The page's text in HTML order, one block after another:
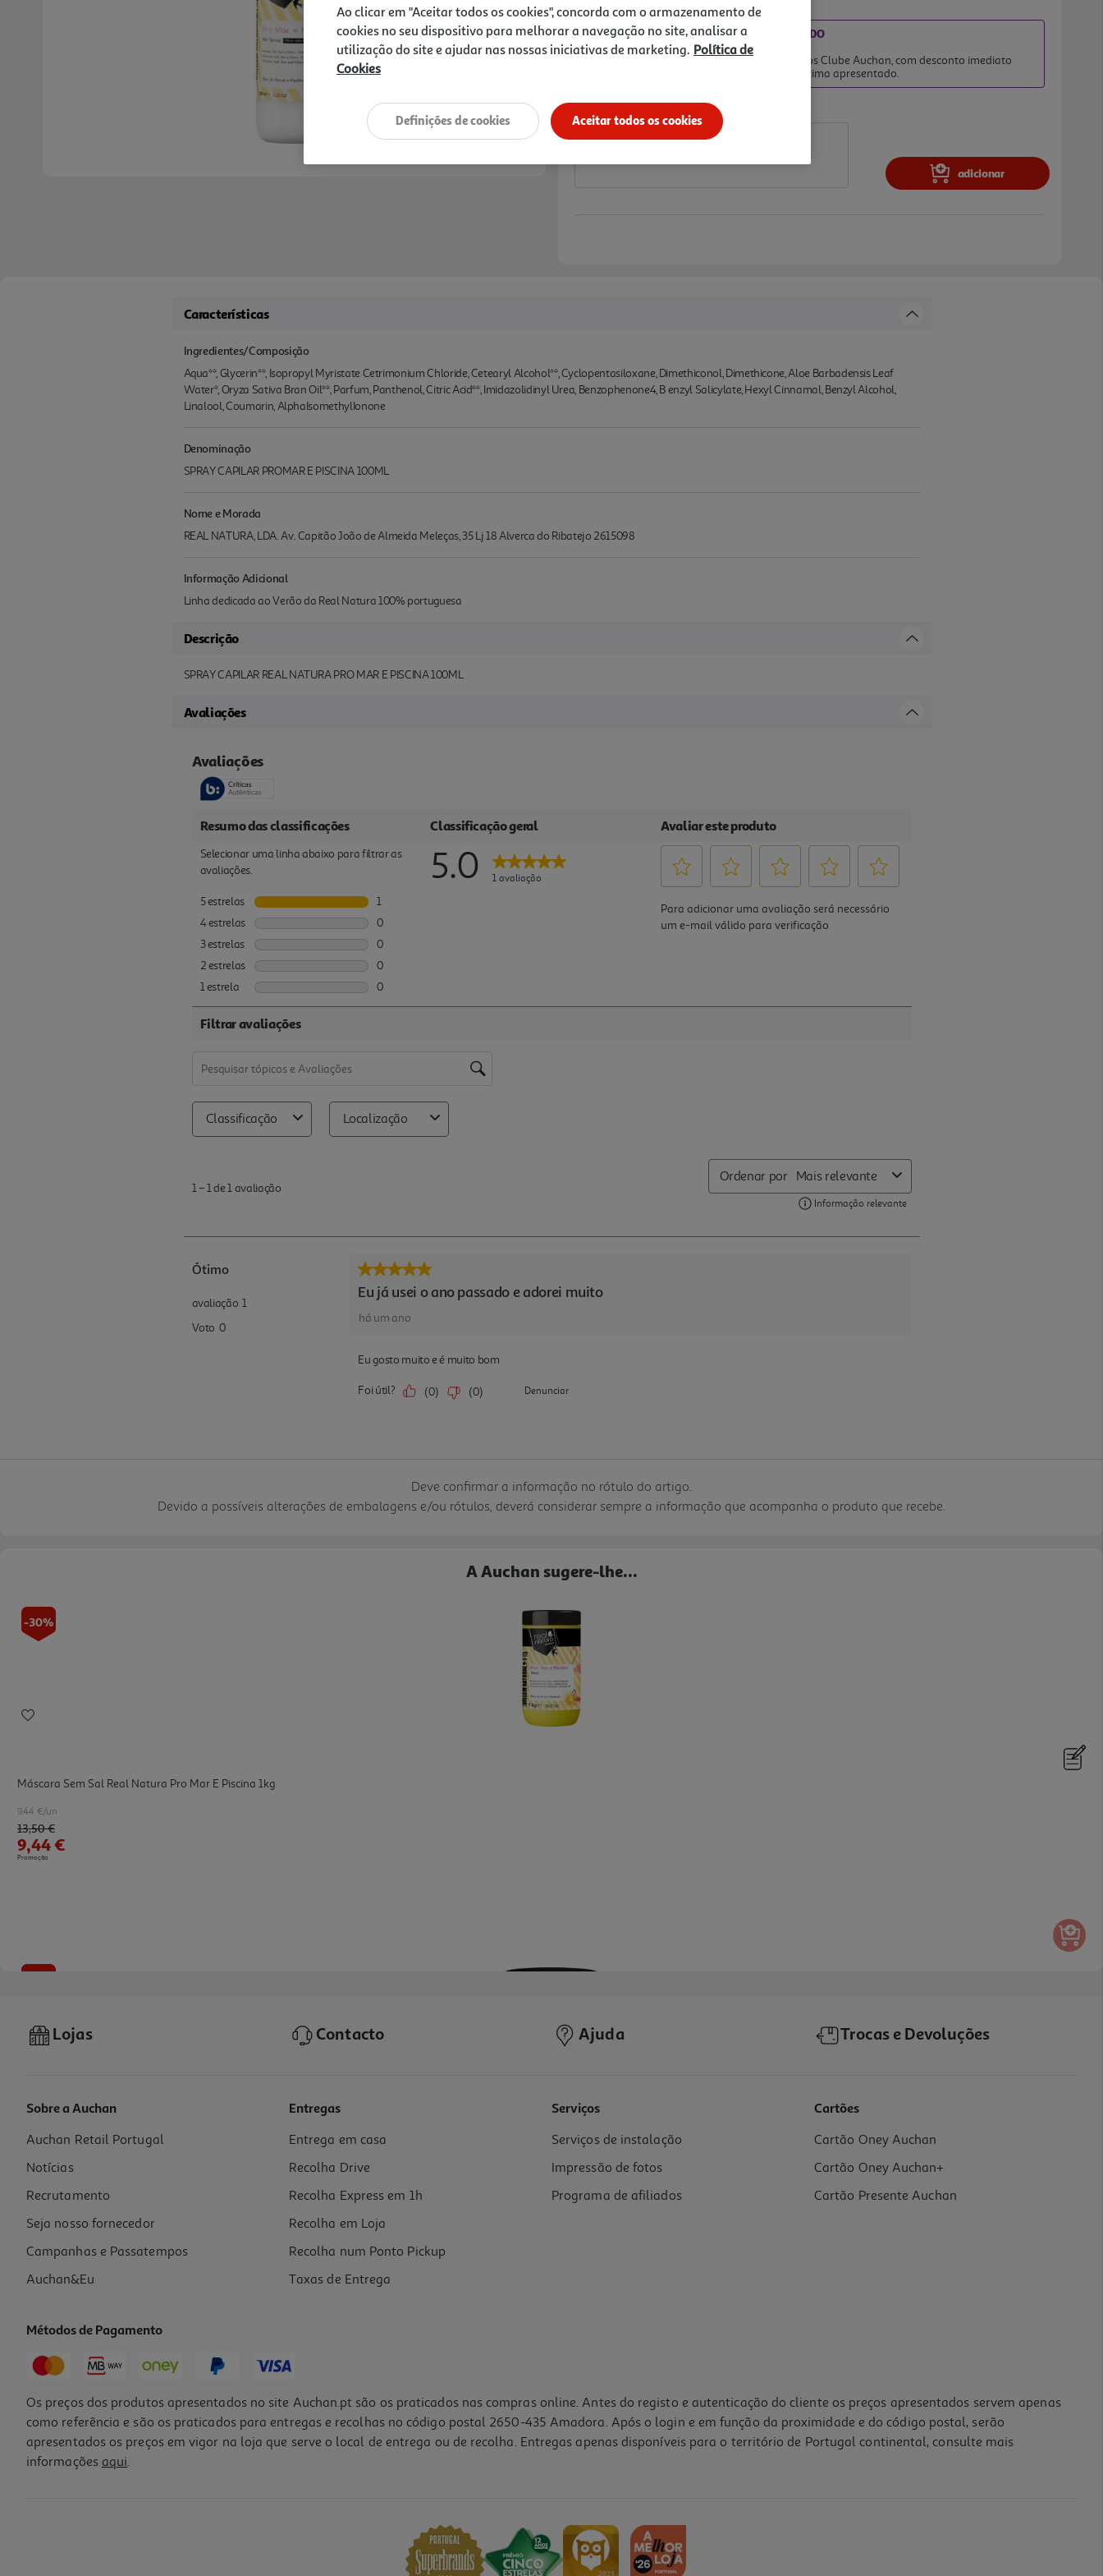
-10% DESCONTO IMEDIATO INCLUÍDO
De 3/7/2026 a 1/9/2026
Preço exclusivo para clientes membros Clube Auchan, com desconto imediato
aplicado já refletido no preço final acima apresentado.
adicionar
Características
Ingredientes/Composição
Aqua**, Glycerin**, Isopropyl Myristate Cetrimonium Chloride, Cetearyl Alcohol**, Cyclopentasiloxane, Dimethiconol, Dimethicone, Aloe Barbadensis Leaf
Water*, Oryza Sativa Bran Oil**, Parfum, Panthenol, Citric Acid**, Imidazolidinyl Urea, Benzophenone4, B enzyl Salicylate, Hexyl Cinnamal, Benzyl Alcohol,
Linalool, Coumarin, AlphaIsomethylIonone
Denominação
SPRAY CAPILAR PROMAR E PISCINA 100ML
Nome e Morada
REAL NATURA, LDA. Av. Capitão João de Almeida Meleças, 35 Lj 18 Alverca do Ribatejo 2615098
Informação Adicional
Linha dedicada ao Verão da Real Natura 100% portuguesa
Descrição
SPRAY CAPILAR REAL NATURA PRO MAR E PISCINA 100ML
Avaliações
Deve confirmar a informação no rótulo do artigo.
Devido a possíveis alterações de embalagens e/ou rótulos, deverá considerar sempre a informação que acompanha o produto que recebe.
A Auchan sugere-lhe...
-30%
Máscara Sem Sal Real Natura Pro Mar E Piscina 1kg
9.44 €/un
Price reduced from
13,50 €to
9,44 €
Promoção
Mascara Lola Ela É Carioca 450g
33.33 €/Kg
15,00 €
-32%
Lojas Contacto Ajuda Trocas e Devoluções
Sobre a Auchan
Auchan Retail Portugal
Notícias
Recrutamento
Seja nosso fornecedor
Campanhas e Passatempos
Auchan&Eu
Entregas
Entrega em casa
Recolha Drive
Recolha Express em 1h
Recolha em Loja
Recolha num Ponto Pickup
Taxas de Entrega
Serviços
Serviços de instalação
Impressão de fotos
Programa de afiliados
Cartões
Cartão Oney Auchan
Cartão Oney Auchan+
Cartão Presente Auchan
Métodos de Pagamento
Os preços dos produtos apresentados no site Auchan.pt são os praticados nas compras online. Antes do registo e autenticação do cliente os preços apresentados servem apenas
como referência e são os praticados para entregas e recolhas no código postal 2650-435 Amadora. Após o login e em função da proximidade e do código postal, serão
apresentados os preços em vigor na loja que serve o local de entrega ou de recolha. Entregas apenas disponíveis para o território de Portugal continental, consulte mais
informações aqui.
Ao clicar em "Aceitar todos os cookies", concorda com o armazenamento de
cookies no seu dispositivo para melhorar a navegação no site, analisar a
utilização do site e ajudar nas nossas iniciativas de marketing. Política de
Cookies
Aceitar todos os cookies
Definições de cookies